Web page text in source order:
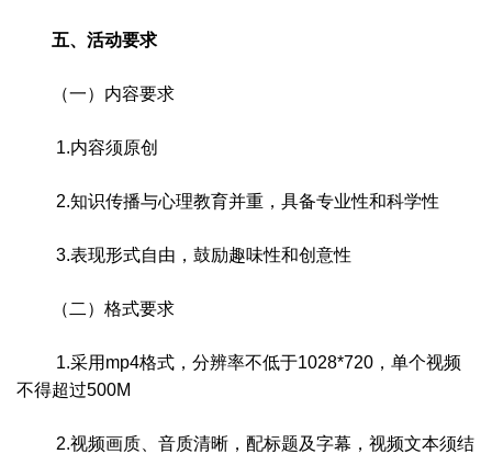
五、活动要求
（一）内容要求
1.内容须原创
2.知识传播与心理教育并重，具备专业性和科学性
3.表现形式自由，鼓励趣味性和创意性
（二）格式要求
1.采用mp4格式，分辨率不低于1028*720，单个视频
不得超过500M
2.视频画质、音质清晰，配标题及字幕，视频文本须结